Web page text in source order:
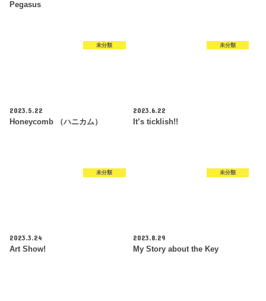
Pegasus
未分類
2023.5.22
Honeycomb （ハニカム）
未分類
2023.6.22
It’s ticklish!!
未分類
2023.3.24
Art Show!
未分類
2023.8.29
My Story about the Key